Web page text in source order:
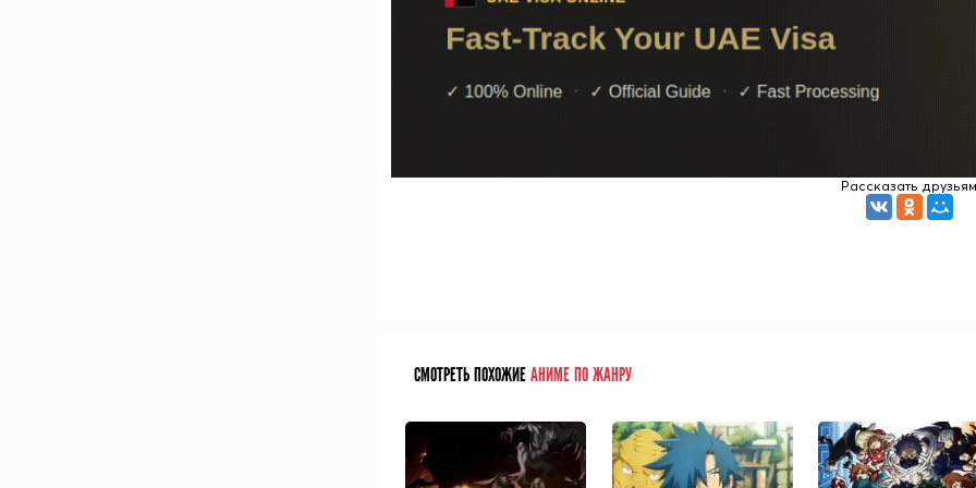
Рассказать друзьям
СМОТРЕТЬ ПОХОЖИЕАНИМЕ ПО ЖАНРУ